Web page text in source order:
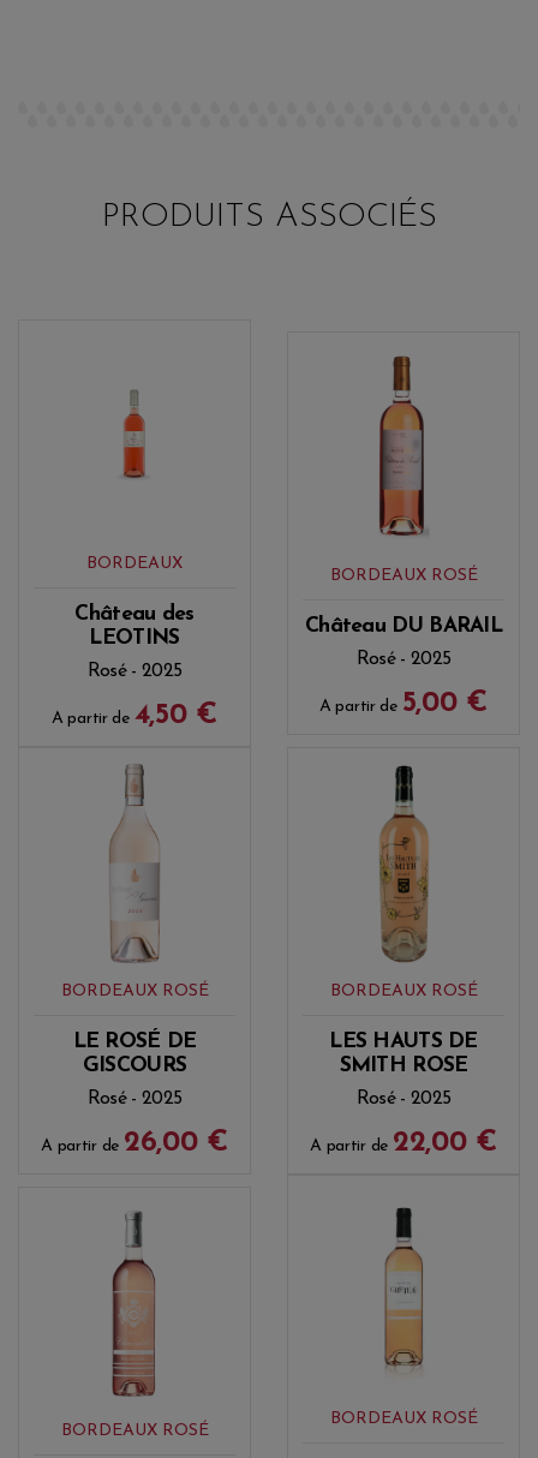
PRODUITS ASSOCIÉS
BORDEAUX
Château des
LEOTINS
Rosé - 2025
A partir de 4,50 €
BORDEAUX ROSÉ
Château DU BARAIL
Rosé - 2025
A partir de 5,00 €
BORDEAUX ROSÉ
LE ROSÉ DE
GISCOURS
Rosé - 2025
A partir de 26,00 €
BORDEAUX ROSÉ
LES HAUTS DE
SMITH ROSE
Rosé - 2025
A partir de 22,00 €
BORDEAUX ROSÉ
BORDEAUX ROSÉ